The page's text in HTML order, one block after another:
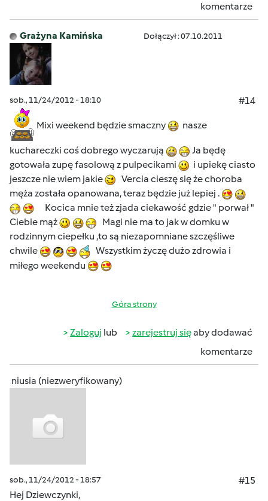
komentarze
Grażyna Kamińska Dołączył : 07.10.2011
sob., 11/24/2012 - 18:10 #14
Mixi weekend będzie smaczny nasze
kuchareczki coś dobrego wyczarują
Ja będę
gotowała zupę fasolową z pulpecikami
i upiekę ciasto
jeszcze nie wiem jakie
Vercia cieszę się że choroba
męża została opanowana, teraz będzie już lepiej .
Kocica mnie też zjada ciekawość gdzie " porwał "
Ciebie mąż
Magi nie ma to jak w domku w
rodzinnym ciepełku ,to są niezapomniane szczęśliwe
chwile
Wszystkim życzę dużo zdrowia i
miłego weekendu
Góra strony
Zaloguj lub zarejestruj sięaby dodawać
komentarze
niusia (niezweryfikowany)
sob., 11/24/2012 - 18:57
#15
Hej Dziewczynki,